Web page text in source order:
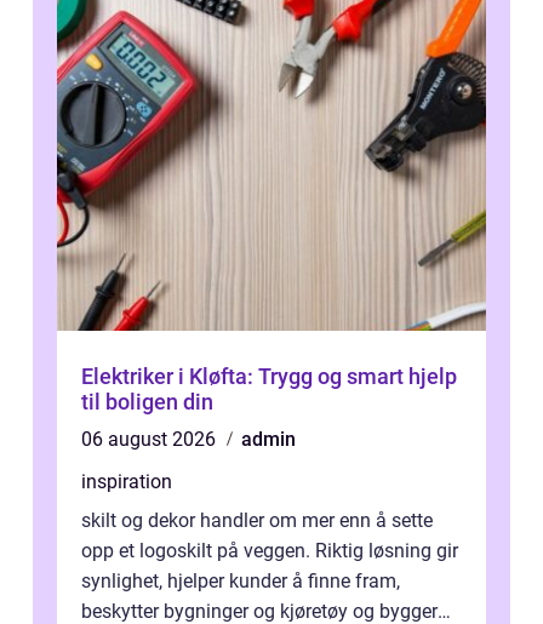
Elektriker i Kløfta: Trygg og smart hjelp
til boligen din
06 august 2026
admin
inspiration
skilt og dekor handler om mer enn å sette
opp et logoskilt på veggen. Riktig løsning gir
synlighet, hjelper kunder å finne fram,
beskytter bygninger og kjøretøy og bygger